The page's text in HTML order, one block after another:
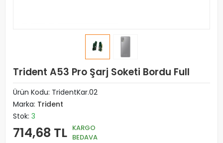
Trident A53 Pro Şarj Soketi Bordu Full
Ürün Kodu: TridentKar.02
Marka: Trident
Stok: 3
714,68 TL KARGO
BEDAVA